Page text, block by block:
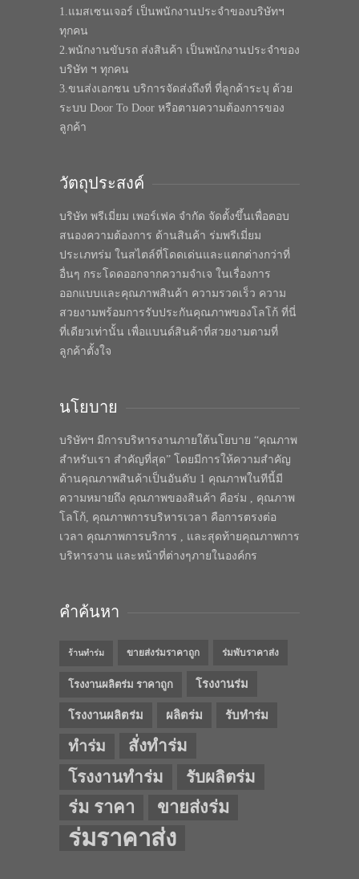
1.แมสเซนเจอร์ เป็นพนักงานประจำของบริษัทฯ
ทุกคน
2.พนักงานขับรถ ส่งสินค้า เป็นพนักงานประจำของ
บริษัท ฯ ทุกคน
3.ขนส่งเอกชน บริการจัดส่งถึงที่ ที่ลูกค้าระบุ ด้วย
ระบบ Door To Door หรือตามความต้องการของ
ลูกค้า
วัตถุประสงค์
บริษัท พรีเมี่ยม เพอร์เฟค จำกัด จัดตั้งขึ้นเพื่อตอบ
สนองความต้องการ ด้านสินค้า ร่มพรีเมี่ยม
ประเภทร่ม ในสไตล์ที่โดดเด่นและแตกต่างกว่าที่
อื่นๆ กระโดดออกจากความจำเจ ในเรื่องการ
ออกแบบและคุณภาพสินค้า ความรวดเร็ว ความ
สวยงามพร้อมการรับประกันคุณภาพของโลโก้ ที่นี่
ที่เดียวเท่านั้น เพื่อแบนด์สินค้าที่สวยงามตามที่
ลูกค้าตั้งใจ
นโยบาย
บริษัทฯ มีการบริหารงานภายใต้นโยบาย “คุณภาพ
สำหรับเรา สำคัญที่สุด” โดยมีการให้ความสำคัญ
ด้านคุณภาพสินค้าเป็นอันดับ 1 คุณภาพในทีนี้มี
ความหมายถึง คุณภาพของสินค้า คือร่ม , คุณภาพ
โลโก้, คุณภาพการบริหารเวลา คือการตรงต่อ
เวลา คุณภาพการบริการ , และสุดท้ายคุณภาพการ
บริหารงาน และหน้าที่ต่างๆภายในองค์กร
คำค้นหา
ร้านทำร่ม ขายส่งร่มราคาถูก ร่มพับราคาส่ง
โรงงานผลิตร่ม ราคาถูก โรงงานร่ม
โรงงานผลิตร่ม ผลิตร่ม รับทำร่ม
ทำร่ม
สั่งทำร่ม
โรงงานทำร่ม
รับผลิตร่ม
ร่ม ราคา ขายส่งร่ม
ร่มราคาส่ง